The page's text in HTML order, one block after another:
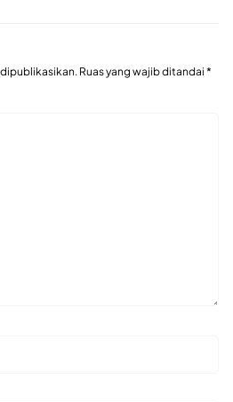
Ruas yang wajib ditandai *